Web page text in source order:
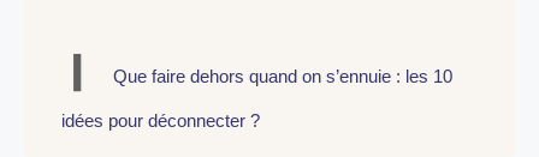
Que faire dehors quand on s’ennuie : les 10
idées pour déconnecter ?